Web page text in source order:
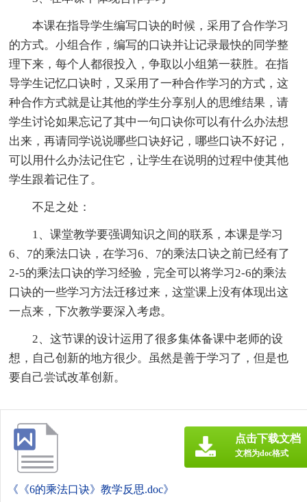
本课在指导学生编写口诀的时候，采用了合作学习
的方式。小组合作，编写的口诀并让记录最快的同学整
理下来，每个人都很投入，争取以小组第一获胜。在指
导学生记忆口诀时，又采用了一种合作学习的方式，这
种合作方式就是让其他的学生分享别人的思维结果，请
学生讨论如果忘记了其中一句口诀你可以有什么办法想
出来，再请同学说说哪些口诀好记，哪些口诀不好记，
可以用什么办法记住它，让学生在说明的过程中使其他
学生跟着记住了。
不足之处：
1、课堂教学要强调知识之间的联系，本课是学习
6、7的乘法口诀，在学习6、7的乘法口诀之前已经有了
2-5的乘法口诀的学习经验，完全可以将学习2-6的乘法
口诀的一些学习方法迁移过来，这堂课上没有体现出这
一点来，下次教学要深入考虑。
2、这节课的设计运用了很多集体备课中老师的设
想，自己创新的地方很少。虽然是善于学习了，但是也
要自己尝试改革创新。
《《6的乘法口诀》教学反思.doc》
点击下载文档
文档为doc格式